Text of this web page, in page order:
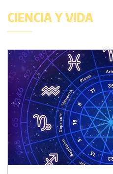
CIENCIA Y VIDA